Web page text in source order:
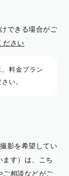
できる場合がご
ださい
料金プラン
い。
影を希望してい
す）は、こち
ご相談などがご